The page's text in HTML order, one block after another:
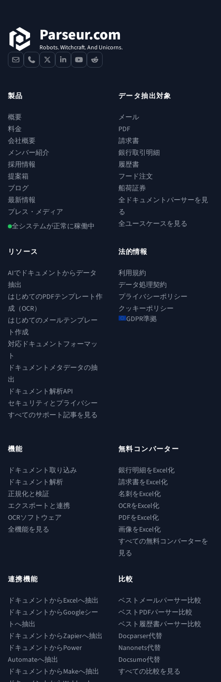
Parseur.com
Robots. Witchcraft. And Unicorns.
contactphone
x linkedinyoutube
reddit
製品
概要
料金
会社概要
メンバー紹介
採用情報
提案箱
ブログ
最新情報
プレス・メディア
全システムが正常に稼働中
データ抽出対象
メール
PDF
請求書
銀行取引明細
履歴書
フード注文
船荷証券
全ドキュメントパーサーを見
る
全ユースケースを見る
リソース
AIでドキュメントからデータ
抽出
はじめてのPDFテンプレート作
成（OCR）
はじめてのメールテンプレー
ト作成
対応ドキュメントフォーマッ
ト
ドキュメントメタデータの抽
出
ドキュメント解析API
セキュリティとプライバシー
すべてのサポート記事を見る
法的情報
利用規約
データ処理契約
プライバシーポリシー
クッキーポリシー
GDPR準拠
機能
ドキュメント取り込み
ドキュメント解析
正規化と検証
エクスポートと連携
OCRソフトウェア
全機能を見る
無料コンバーター
銀行明細をExcel化
請求書をExcel化
名刺をExcel化
OCRをExcel化
PDFをExcel化
画像をExcel化
すべての無料コンバーターを
見る
連携機能
ドキュメントからExcelへ抽出
ドキュメントからGoogleシー
トへ抽出
ドキュメントからZapierへ抽出
ドキュメントからPower
Automateへ抽出
ドキュメントからMakeへ抽出
比較
ベストメールパーサー比較
ベストPDFパーサー比較
ベスト履歴書パーサー比較
Docparser代替
Nanonets代替
Docsumo代替
すべての比較を見る